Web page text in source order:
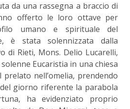
da una rassegna a braccio di
offerto le loro ottave per
umano e spirituale del
è stata solennizzata dalla
di Rieti, Mons. Delio Lucarelli,
Eucaristia in una chiesa
nell’omelia, prendendo
giorno riferente la parabola
ha evidenziato proprio